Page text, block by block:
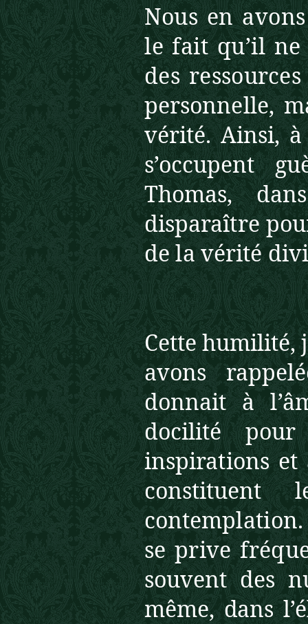
Nous en
le fait qu’il
des
personnelle,
vérité.Ainsi, à
s’occupent
Thomas,
disparaître
de la vérité
Cette humilité,
avons
donnait à
docilité
inspirations
constituent
contem
se prive
souvent des
même, dans